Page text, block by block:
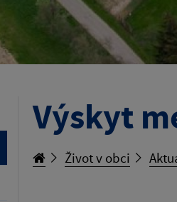
Výskyt
Život v obci